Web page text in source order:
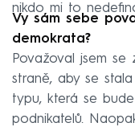
nikdo mi to
Vy sám sebe
demokrata?
Považoval jsem se
straně, aby se
typu, která se
podnikatelů.